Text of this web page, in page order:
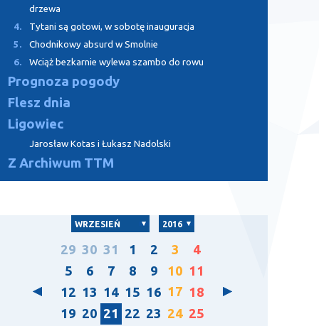
drzewa
4.
Tytani są gotowi, w sobotę inauguracja
5.
Chodnikowy absurd w Smolnie
6.
Wciąż bezkarnie wylewa szambo do rowu
Prognoza pogody
Flesz dnia
Ligowiec
Jarosław Kotas i Łukasz Nadolski
Z Archiwum TTM
WRZESIEŃ 2016
29 30 31 1 2 3
4
5
6 7 8 9 10 11
12 13 14 15 16 17 18
19 20 21 22 23 24 25